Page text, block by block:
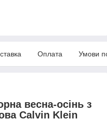
Оплата Умови
весна-осінь з
Calvin Klein